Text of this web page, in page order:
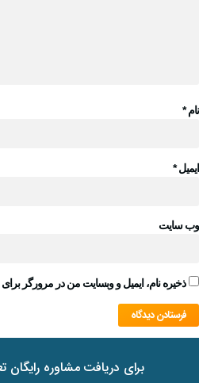
نام*
ایمیل*
وب‌ سایت
ذخیره نام، ایمیل و وبسایت من در مرورگر
برای دریافت مشاوره رایگان